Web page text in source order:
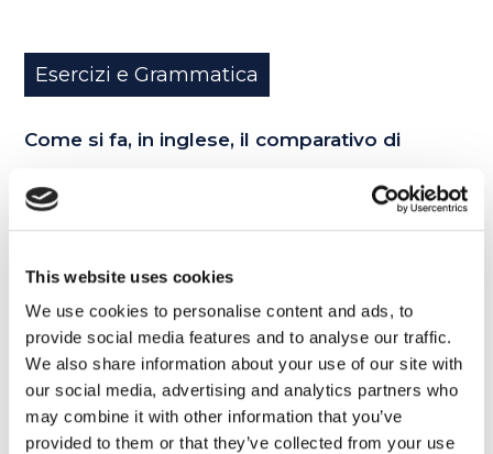
This website uses cookies
We use cookies to personalise content and ads, to
provide social media features and to analyse our traffic.
We also share information about your use of our site with
our social media, advertising and analytics partners who
may combine it with other information that you’ve
provided to them or that they’ve collected from your use
Esercizi e Grammatica
Come si fa, in inglese, il comparativo di
07